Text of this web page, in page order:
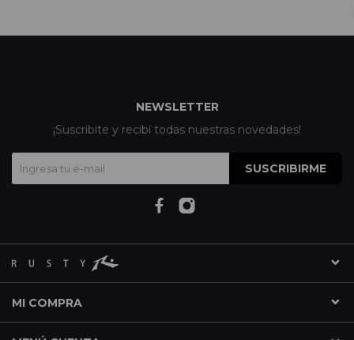
MI COMPRA
NEWSLETTER
¡Suscribite y recibí todas nuestras novedades!
SUSCRIBIRME